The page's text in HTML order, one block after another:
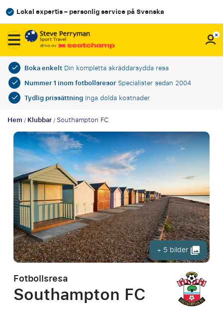
Lokal expertis – personlig service på Svenska
Boka enkeltDin kompletta skräddarsydda resa
Nummer 1 inom fotbollsresorSpecialister sedan 2004
Tydlig prissättningInga dolda kostnader
Hem/Klubbar/Southampton FC
+ 5 bilder
Fotbollsresa
Southampton FC